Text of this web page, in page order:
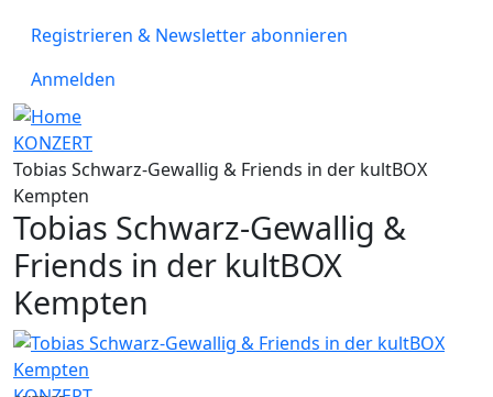
Registrieren & Newsletter abonnieren
Anmelden
KONZERT
Tobias Schwarz-Gewallig & Friends in der kultBOX
Kempten
Tobias Schwarz-Gewallig &
Friends in der kultBOX
Kempten